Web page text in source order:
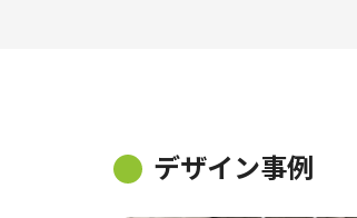
デザイン事例